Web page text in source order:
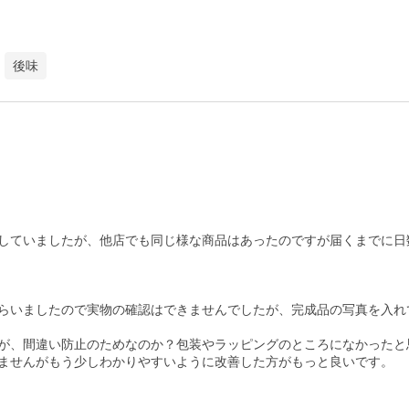
後味
いましたが、他店でも同じ様な商品はあったのですが届くまでに
ましたので実物の確認はできませんでしたが、完成品の写真を入
間違い防止のためなのか？包装やラッピングのところになかった
んがもう少しわかりやすいように改善した方がもっと良いです。